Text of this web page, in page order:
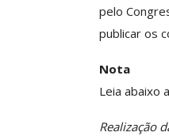
pelo
publicar os
Nota
Leia abaixo
Realização